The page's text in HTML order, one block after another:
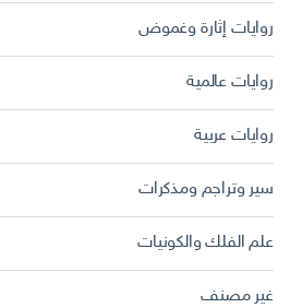
روايات إثارة وغموض
روايات عالمية
روايات عربية
سير وتراجم ومذكرات
علم الفلك والكونيات
غير مصنف